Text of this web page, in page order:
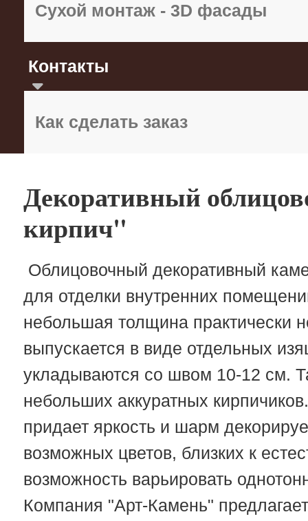
Сухой монтаж - 3D фасады
Контакты
Как сделать заказ
Декоративный
кирпич"
Облицовочный декоративный
для отделки внутренних
небольшая толщина практически
выпускается в виде отдельных
укладываются со швом 10-12 см.
небольших аккуратных
придает яркость и шарм
возможных цветов, близких к
возможность варьировать
Компания "Арт-Камень"